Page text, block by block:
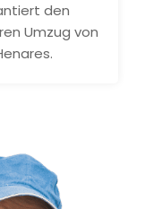
den
Umzug von